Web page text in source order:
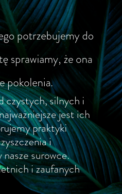
potrzebujemy do
sprawiamy, że ona
pokolenia.
czystych, silnych i
jest ich
praktyki
i
surowce.
i zaufanych